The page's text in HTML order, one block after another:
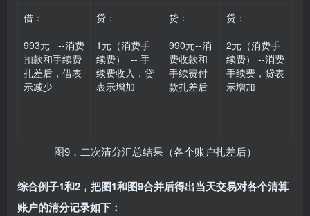
借：
993元 --消费
扣款和手续费
扎差后，借表
示减少
贷：
1元（消费手
续费） -- 手
续费收入，贷
表示增加
贷：
990元--消
费收款和
手续费付
款扎差后
贷：
2元（消费手
续费） --消费
手续费，贷表
示增加
图9，二次清分汇总结果（各个账户扎差后）
综合例子1和2，把图1和图9合并后得出当天交易对各个清算
账户的清分记录如下：